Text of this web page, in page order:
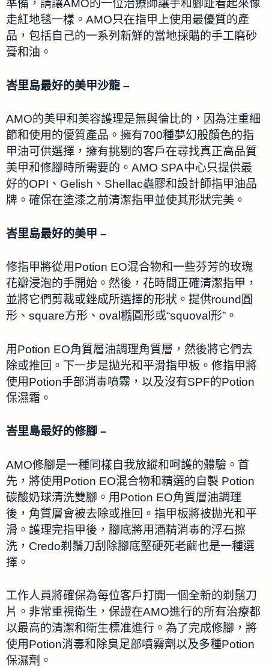
準備，請讓AMO的一位治療師讓手和腳趾看起來像
走紅地毯一樣。AMO只在指甲上使用最優質的產
品，包括自己的一系列新鮮的當地採購的手工磨砂
膏和油。
峇里島最好的美甲沙龍 –
AMO的美甲和美容護理是無與倫比的，因為注重細
節和使用的優質產品。擁有700種夢幻般顏色的指
甲油可供選擇，擁有挑剔的客戶在尋找真正高品質
美甲和修腳時所需要的。AMO SPA中心只提供最
好的OPI、Gelish、Shellac蟲膠和設計師指甲油品
牌。確保在塗漆之前清潔指甲並使其形狀完美。
峇里島最好的美甲 –
修指甲將從用Potion EO混合物和一些芬芳的玫瑰
花瓣浸泡的手開始。然後，花時間正確清潔指甲，
並將它們剪裁或銼成所選擇的形狀。提供round圓
形、square方形、oval橢圓形或“squoval形”。
用Potion EO角質層油調理角質層，然後將它們去
除或推回。下一步是拋光和平滑指甲板。修指甲將
使用Potion手部消毒噴霧，以及沒有SPF的Potion
保濕霜。
峇里島最好的修腳 –
AMO修腳是一種同樣自我放縱和呵護的體驗。首
先，將使用Potion EO混合物和精選的自製 Potion
碳酸奶球清洗雙腳。用Potion EO角質層油調理
後，角質層會被去除或推回。指甲板將被拋光和平
滑。護理完指甲後，腳底將用酒精消毒的浮石擦
洗，Credo剃鬚刀刮除腳底堅硬死老繭也是一種選
擇。
工作人員將確保為每位客戶打開一個全新的剃鬚刀
片。非常重視衛生，保證在AMO進行的所有治療都
以最高的清潔和衛生標准進行。為了完成修腳，將
使用Potion消毒和除臭足部噴霧劑以及多種Potion
保濕劑。